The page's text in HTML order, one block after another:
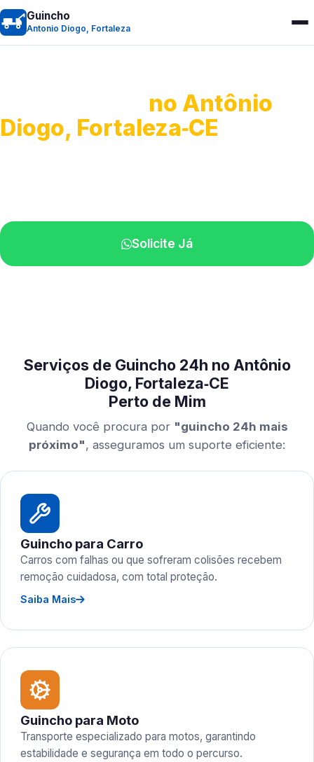
Guincho
Antonio Diogo, Fortaleza
no Antônio
Diogo, Fortaleza‑CE
Solicite Já
Serviços de Guincho 24h no Antônio
Diogo, Fortaleza‑CE
Perto de Mim
Quando você procura por "guincho 24h mais
próximo", asseguramos um suporte eficiente:
Guincho para Carro
Carros com falhas ou que sofreram colisões recebem
remoção cuidadosa, com total proteção.
Saiba Mais
Guincho para Moto
Transporte especializado para motos, garantindo
estabilidade e segurança em todo o percurso.